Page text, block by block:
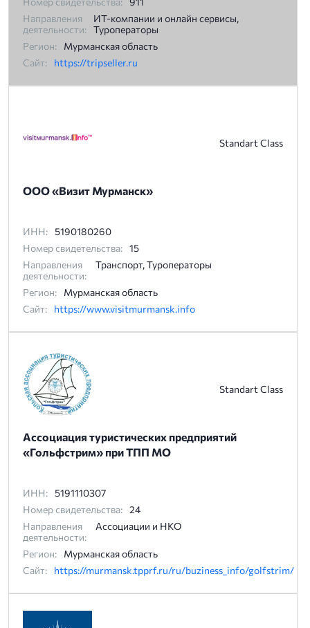
Направления
деятельности:
ИТ-компании и онлайн сервисы,
Туроператоры
Регион:
Мурманская область
Сайт:
https://tripseller.ru
Standart Class
ООО «Визит Мурманск»
ИНН: 5190180260
Номер свидетельства: 15
Направления
деятельности:
Транспорт, Туроператоры
Регион:
Мурманская область
Сайт:
https://www.visitmurmansk.info
Standart Class
Ассоциация туристических предприятий
«Гольфстрим» при ТПП МО
ИНН: 5191110307
Номер свидетельства: 24
Направления
деятельности:
Ассоциации и НКО
Регион:
Мурманская область
Сайт:
https://murmansk.tpprf.ru/ru/buziness_info/golfstrim/